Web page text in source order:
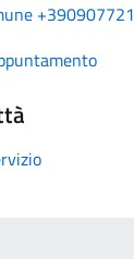
+390907721